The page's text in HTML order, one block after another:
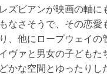
ズビアンが映画の軸に
なさそうで、その恋愛
、他にロープウェイの
ヴァと男女の子どもた
かな空間とゆったりし